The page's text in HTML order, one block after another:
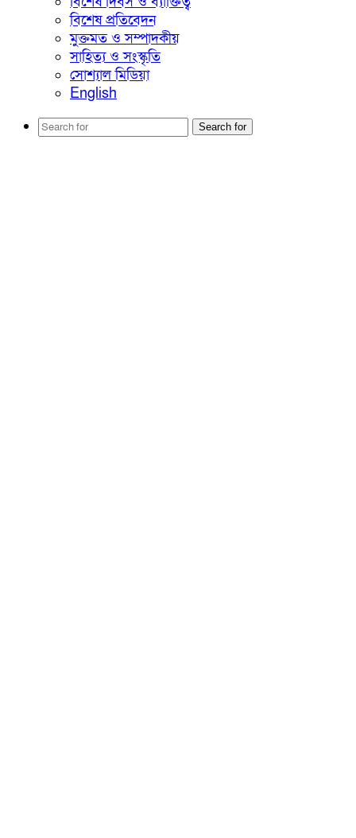
বিশেষ প্রতিবেদন
মুক্তমত ও সম্পাদকীয়
সাহিত্য ও সংস্কৃতি
সোশ্যাল মিডিয়া
English
Search for